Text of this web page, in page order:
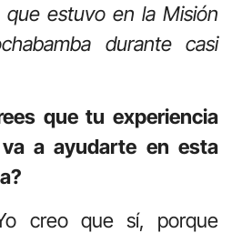
que estuvo en la Misión
durante casi
que tu experiencia
a ayudarte en esta
creo que sí, porque